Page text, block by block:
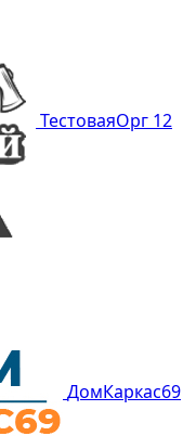
ТестоваяОрг 12
ДомКаркас69